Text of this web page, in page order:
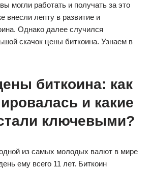
могли работать и получать за это
внесли лепту в развитие и
Однако далее случился
скачок цены биткоина. Узнаем в
биткоина: как
и какие
ключевыми?
из самых молодых валют в мире
ему всего 11 лет. Биткоин